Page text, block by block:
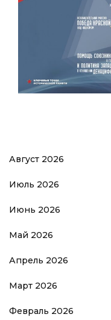
Август 2026
Июль 2026
Июнь 2026
Май 2026
Апрель 2026
Март 2026
Февраль 2026